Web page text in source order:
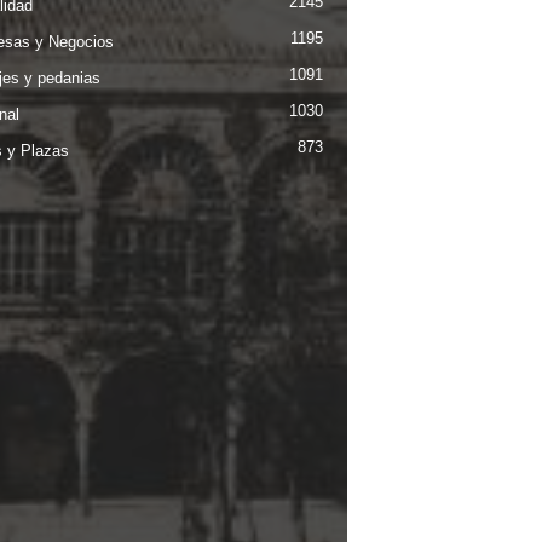
y Negocios 1195
y pedanias 1091
1030
y Plazas 873